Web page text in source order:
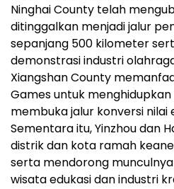
Ninghai County telah
ditinggalkan menjadi jalur
sepanjang 500 kilometer
demonstrasi industri
Xiangshan County
Games untuk
membuka jalur konversi nilai
Sementara itu, Yinzhou dan
distrik dan kota ramah
serta mendorong
wisata edukasi dan industri